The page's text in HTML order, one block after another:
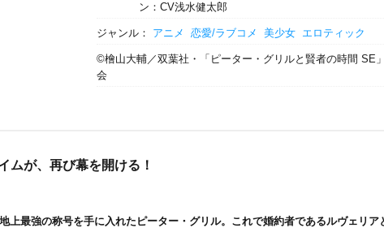
ン：CV浅水健太郎
ジャンル： アニメ 恋愛/ラブコメ 美少女 エロティック
©檜山大輔／双葉社・「ピーター・グリルと賢者の時間 SE
会
ムが、再び幕を開ける！
上最強の称号を手に入れたピーター・グリル。これで婚約者であるルヴェリア